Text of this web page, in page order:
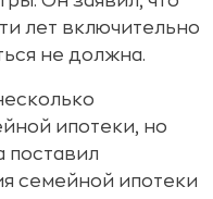
лет включительно
не должна.
ипотеки, но
поставил
семейной ипотеки